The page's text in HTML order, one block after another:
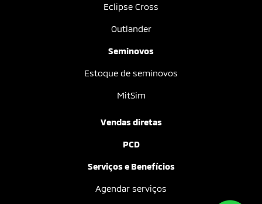
Eclipse Cross
Outlander
Seminovos
Estoque de seminovos
MitSim
Vendas diretas
PCD
Serviços e Benefícios
Agendar serviços